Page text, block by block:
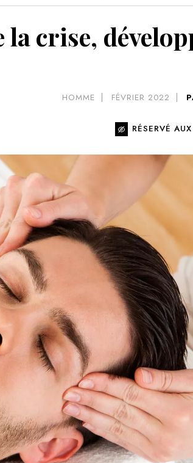
crise,
HOMME FÉVRIER 2022
RÉSERVÉ